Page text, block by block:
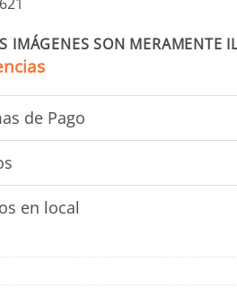
IMÁGENES SON MERAMENTE
de Pago
en local